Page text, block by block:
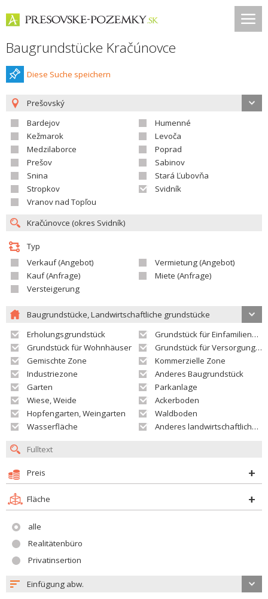
Baugrundstücke Kračúnovce
Diese Suche speichern
Prešovský
Bardejov
Humenné
Kežmarok
Levoča
Medzilaborce
Poprad
Prešov
Sabinov
Snina
Stará Ľubovňa
Stropkov
Svidník
Vranov nad Topľou
Typ
Verkauf (Angebot)
Vermietung (Angebot)
Kauf (Anfrage)
Miete (Anfrage)
Versteigerung
Baugrundstücke, Landwirtschaftliche grundstücke
Erholungsgrundstück
Grundstück für Einfamilienhäuser
Grundstück für Wohnhäuser
Grundstück für Versorgungseinrichtungen
Gemischte Zone
Kommerzielle Zone
Industriezone
Anderes Baugrundstück
Garten
Parkanlage
Wiese, Weide
Ackerboden
Hopfengarten, Weingarten
Waldboden
Wasserfläche
Anderes landwirtschaftliches Grundstück
Preis
Fläche
alle
Realitätenbüro
Privatinsertion
Einfügung abw.